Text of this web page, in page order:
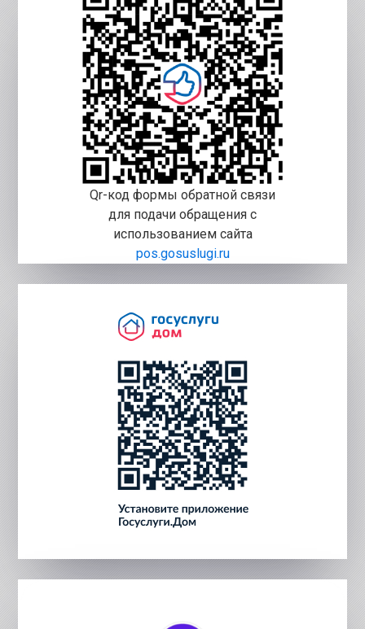
Qr-код формы обратной связи
для подачи обращения с
использованием сайта
pos.gosuslugi.ru